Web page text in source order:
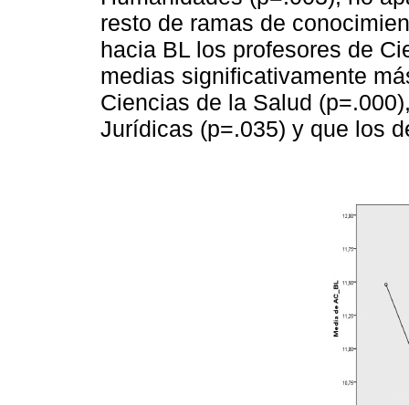
resto de ramas de
hacia BL los profesores de
medias significativamente
Ciencias de la Salud
Jurídicas (p=.035) y que los